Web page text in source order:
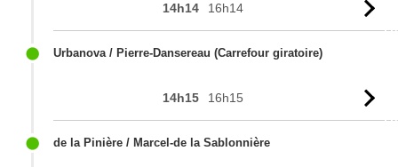
14h14 16h14
Urbanova / Pierre-Dansereau (Carrefour giratoire)
14h15 16h15
de la Pinière / Marcel-de la Sablonnière